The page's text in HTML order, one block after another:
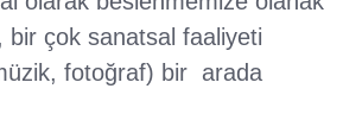
bir çok sanatsal faaliyeti
fotoğraf) bir arada